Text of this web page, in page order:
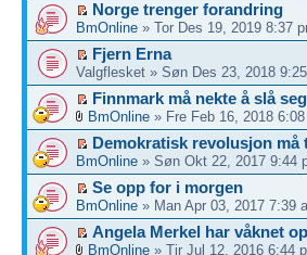
Norge trenger forandring
BmOnline » Tor Des 19, 2019 8:37
Fjern Erna
Valgflesket » Søn Des 23, 2018
Finnmark må nekte å slå
BmOnline » Fre Feb 16, 2018
Demokratisk revolusjon må
BmOnline » Søn Okt 22, 2017 9:44
Se opp for i morgen
BmOnline » Man Apr 03, 2017 7:39
Angela Merkel har våknet
BmOnline » Tir Jul 12, 2016 6:44